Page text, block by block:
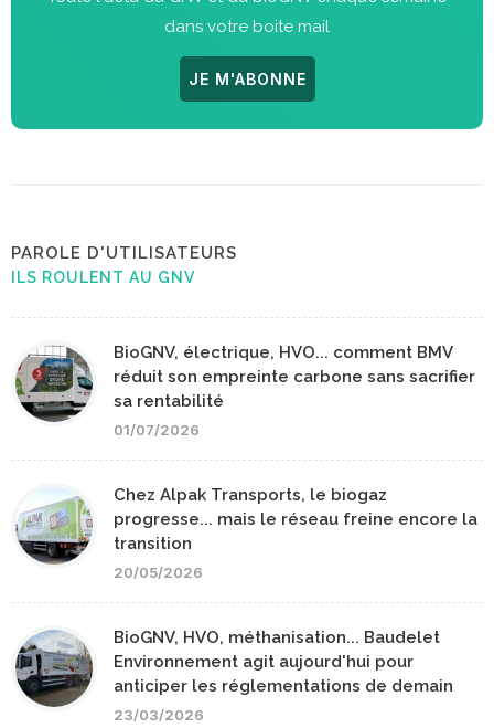
dans votre boite mail
JE M'ABONNE
PAROLE D'UTILISATEURS
ILS ROULENT AU GNV
BioGNV, électrique, HVO... comment BMV
réduit son empreinte carbone sans sacrifier
sa rentabilité
01/07/2026
Chez Alpak Transports, le biogaz
progresse... mais le réseau freine encore la
transition
20/05/2026
BioGNV, HVO, méthanisation... Baudelet
Environnement agit aujourd'hui pour
anticiper les réglementations de demain
23/03/2026